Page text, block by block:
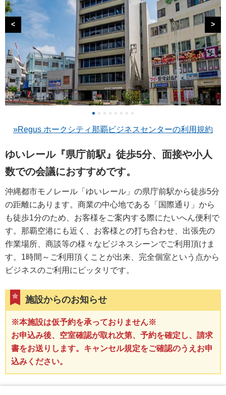
< >
»Regus ホークシティ那覇ビジネスセンターの利用規約
ゆいレール『県庁前駅』徒歩5分、面接や小人
数での会議におすすめです。
沖縄都市モノレール「ゆいレール」の県庁前駅から徒歩5分
の距離にあります。商業の中心地である「国際通り」から
も徒歩1分のため、お客様をご案内する際にたいへん便利で
す。那覇空港にも近く、お客様との打ち合わせ、出張先の
作業場所、商談等の様々なビジネスシーンでご利用頂けま
す。1時間～ご利用頂くことが出来、完全個室という点から
ビジネスのご利用にピッタリです。
施設からのお知らせ
※本施設は仮予約を承っておりません※
お申込み後、空室確認が取れ次第、予約を確定し、請求
書をお送りします。キャンセル規定をご確認のうえお申
込みください。